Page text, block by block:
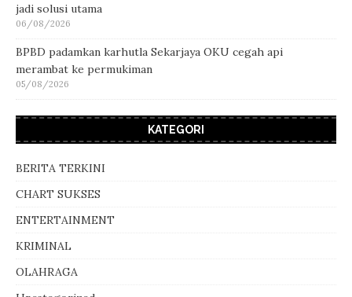
jadi solusi utama
06/08/2026
BPBD padamkan karhutla Sekarjaya OKU cegah api
merambat ke permukiman
05/08/2026
KATEGORI
BERITA TERKINI
CHART SUKSES
ENTERTAINMENT
KRIMINAL
OLAHRAGA